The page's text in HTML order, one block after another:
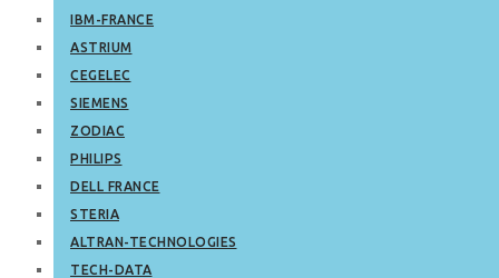
IBM-FRANCE
ASTRIUM
CEGELEC
SIEMENS
ZODIAC
PHILIPS
DELL FRANCE
STERIA
ALTRAN-TECHNOLOGIES
TECH-DATA